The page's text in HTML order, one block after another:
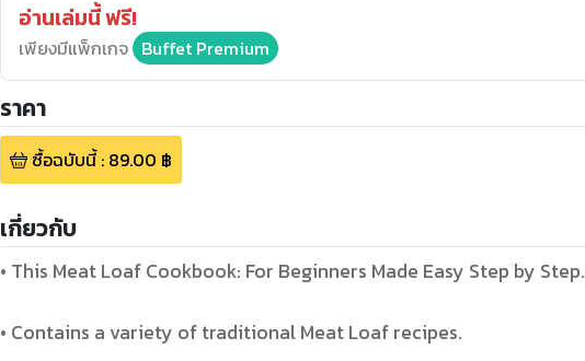
อ่านเล่มนี้ ฟรี!
เพียงมีแพ็กเกจ Buffet Premium
ราคา
ซื้อฉบับนี้: 89.00 ฿
เกี่ยวกับ
• This Meat Loaf Cookbook: For Beginners Made Easy Step by Step.
• Contains a variety of traditional Meat Loaf recipes.